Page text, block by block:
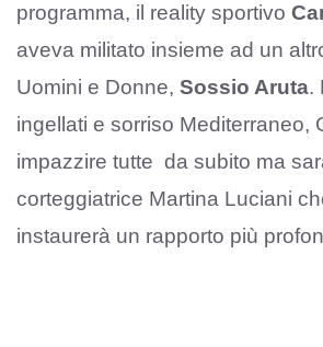
programma, il reality sportivo
aveva militato insieme ad un
Uomini e Donne, Sossio Aruta.
ingellati e sorriso Mediterraneo,
impazzire tutte da subito ma
corteggiatrice Martina Luciani
instaurerà un rapporto più